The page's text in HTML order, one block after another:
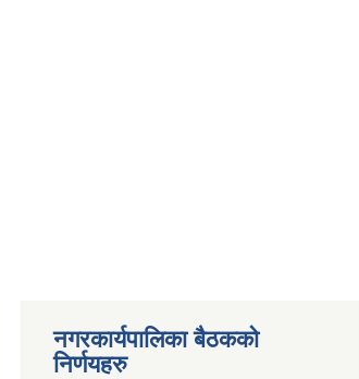
नगरकार्यपालिका बैठकको
निर्णयहरु